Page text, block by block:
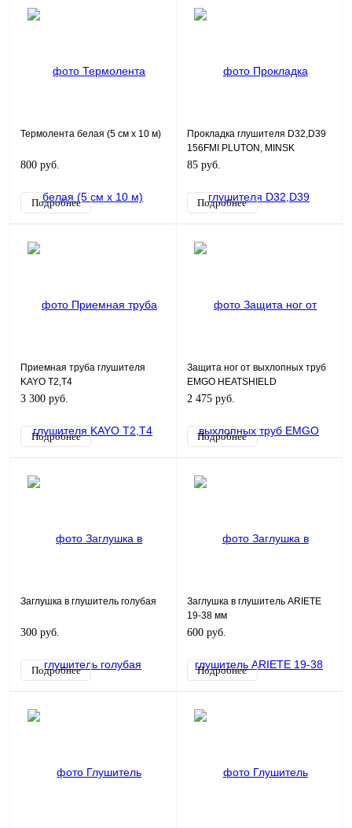
Термолента белая (5 см х 10 м)
800 руб.
Подробнее
Прокладка глушителя D32,D39
156FMI PLUTON, MINSK
85 руб.
Подробнее
Приемная труба глушителя
KAYO Т2,Т4
3 300 руб.
Подробнее
Защита ног от выхлопных труб
EMGO HEATSHIELD
2 475 руб.
Подробнее
Заглушка в глушитель голубая
300 руб.
Подробнее
Заглушка в глушитель ARIETE
19-38 мм
600 руб.
Подробнее